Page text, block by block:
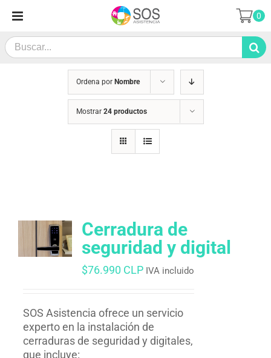
contenido
Search
for:
0
Ordena por Nombre
Mostrar 24 productos
Cerradura de
seguridad y digital
$76.990 CLP IVA incluido
SOS Asistencia ofrece un servicio
experto en la instalación de
cerraduras de seguridad y digitales,
que incluye: